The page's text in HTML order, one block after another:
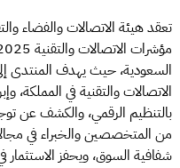
تعقد هيئة الاتصالات والفضاء
السعودية، حيث يهدف
الاتصالات والتقنية في المملكة،
بالتنظيم الرقمي، والكشف عن
من المتخصصين والخبراء في
شفافية السوق، ويحفز الاستثمار